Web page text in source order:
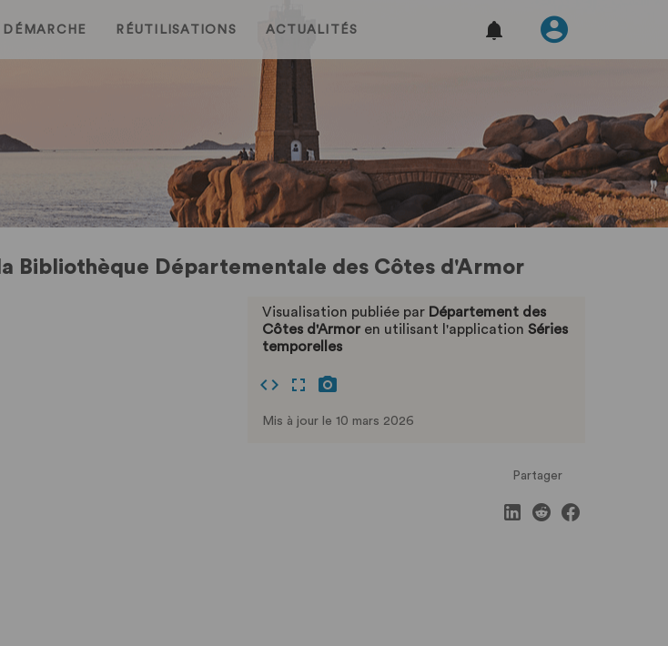
DÉMARCHE RÉUTILISATIONS ACTUALITÉS
Bibliothèque Départementale des Côtes d'Armor
Visualisation publiée par Département des
Côtes d'Armoren utilisant l'application Séries
temporelles
Mis à jour le 10 mars 2026
Partager